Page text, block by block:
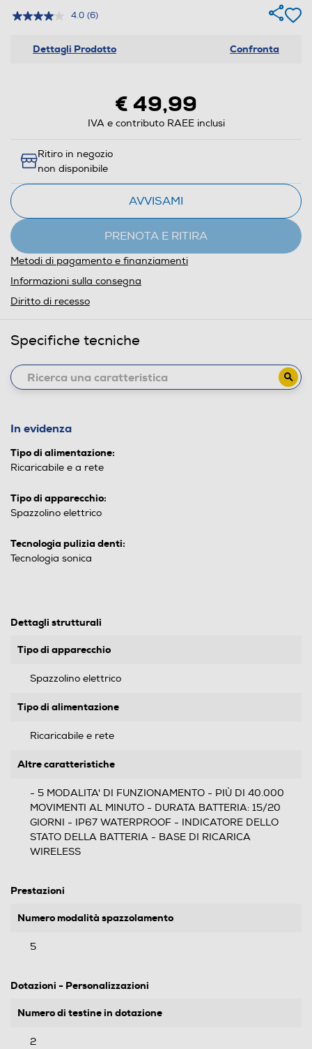
4.0 (6)
Dettagli Prodotto Confronta
€ 49,99
IVA e contributo RAEE inclusi
Ritiro in negozio
non disponibile
AVVISAMI
PRENOTA E RITIRA
Metodi di pagamento e finanziamenti
Informazioni sulla consegna
Diritto di recesso
Specifiche tecniche
In evidenza
Tipo di alimentazione:
Ricaricabile e a rete
Tipo di apparecchio:
Spazzolino elettrico
Tecnologia pulizia denti:
Tecnologia sonica
Dettagli strutturali
Tipo di apparecchio
Spazzolino elettrico
Tipo di alimentazione
Ricaricabile e rete
Altre caratteristiche
- 5 MODALITA' DI FUNZIONAMENTO - PIÙ DI 40.000
MOVIMENTI AL MINUTO - DURATA BATTERIA: 15/20
GIORNI - IP67 WATERPROOF - INDICATORE DELLO
STATO DELLA BATTERIA - BASE DI RICARICA
WIRELESS
Prestazioni
Numero modalità spazzolamento
5
Dotazioni - Personalizzazioni
Numero di testine in dotazione
2